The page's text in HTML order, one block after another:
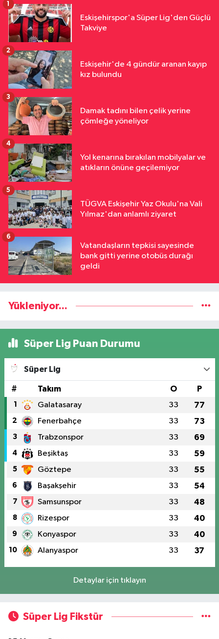
Eskişehirspor'a Süper Lig'den Güçlü
Takviye
1
Eskişehir'de 4 gündür aranan kayıp
kız bulundu
2
Damak tadını bilen çelik yerine
çömleğe yöneliyor
3
Yol kenarına bırakılan mobilyalar ve
atıkların önüne geçilemiyor
4
TÜGVA Eskişehir Yaz Okulu'na Vali
Yılmaz'dan anlamlı ziyaret
5
Vatandaşların tepkisi sayesinde
bank gitti yerine otobüs durağı
geldi
6
Yükleniyor...
Süper Lig Puan Durumu
Süper Lig
# Takım O P
1 Galatasaray 33 77
2 Fenerbahçe 33 73
3 Trabzonspor 33 69
4 Beşiktaş 33 59
5 Göztepe 33 55
6 Başakşehir 33 54
7 Samsunspor 33 48
8 Rizespor 33 40
9 Konyaspor 33 40
10 Alanyaspor 33 37
Detaylar için tıklayın
Süper Lig Fikstür